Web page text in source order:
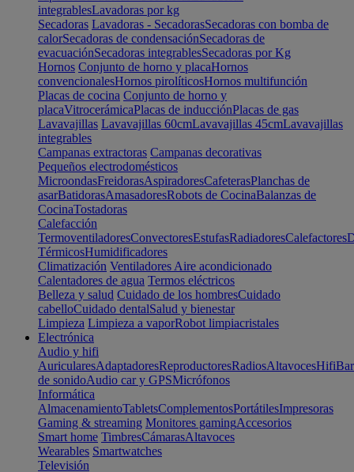
integrablesLavadoras por kg
Secadoras Lavadoras - SecadorasSecadoras con bomba de
calorSecadoras de condensaciónSecadoras de
evacuaciónSecadoras integrablesSecadoras por Kg
Hornos Conjunto de horno y placaHornos
convencionalesHornos pirolíticosHornos multifunción
Placas de cocina Conjunto de horno y
placaVitrocerámicaPlacas de inducciónPlacas de gas
Lavavajillas Lavavajillas 60cmLavavajillas 45cmLavavajillas
integrables
Campanas extractoras Campanas decorativas
Pequeños electrodomésticos
MicroondasFreidorasAspiradoresCafeterasPlanchas de
asarBatidorasAmasadoresRobots de CocinaBalanzas de
CocinaTostadoras
Calefacción
TermoventiladoresConvectoresEstufasRadiadoresCalefactores
TérmicosHumidificadores
Climatización Ventiladores Aire acondicionado
Calentadores de agua Termos eléctricos
Belleza y salud Cuidado de los hombresCuidado
cabelloCuidado dentalSalud y bienestar
Limpieza Limpieza a vaporRobot limpiacristales
Electrónica
Audio y hifi
AuricularesAdaptadoresReproductoresRadiosAltavocesHifi
de sonidoAudio car y GPSMicrófonos
Informática
AlmacenamientoTabletsComplementosPortátilesImpresoras
Gaming & streaming Monitores gamingAccesorios
Smart home TimbresCámarasAltavoces
Wearables Smartwatches
Televisión